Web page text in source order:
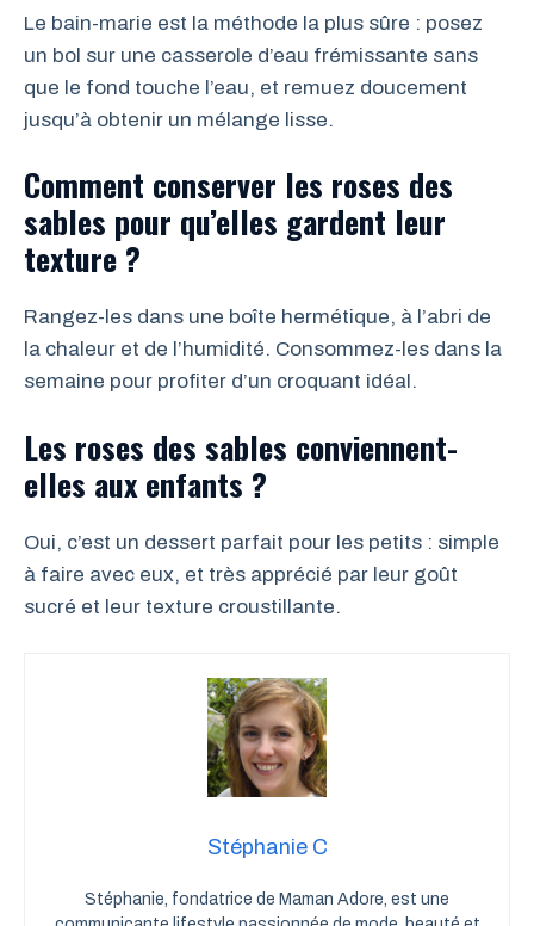
Le bain-marie est la méthode la plus sûre : posez
un bol sur une casserole d’eau frémissante sans
que le fond touche l’eau, et remuez doucement
jusqu’à obtenir un mélange lisse.
Comment conserver les roses des
sables pour qu’elles gardent leur
texture ?
Rangez-les dans une boîte hermétique, à l’abri de
la chaleur et de l’humidité. Consommez-les dans la
semaine pour profiter d’un croquant idéal.
Les roses des sables conviennent-
elles aux enfants ?
Oui, c’est un dessert parfait pour les petits : simple
à faire avec eux, et très apprécié par leur goût
sucré et leur texture croustillante.
Stéphanie C
Stéphanie, fondatrice de Maman Adore, est une